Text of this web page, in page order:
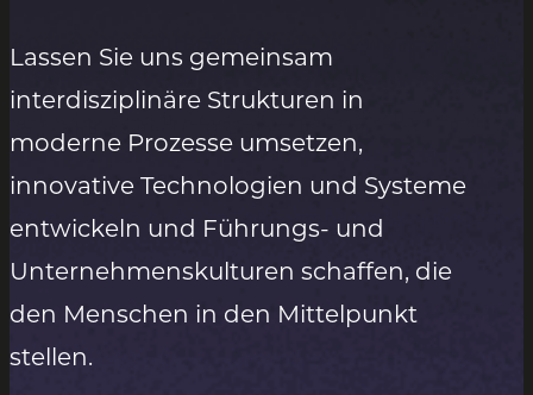
Lassen Sie uns gemeinsam
interdisziplinäre Strukturen in
moderne Prozesse umsetzen,
innovative Technologien und Systeme
entwickeln und Führungs- und
Unternehmenskulturen schaffen, die
den Menschen in den Mittelpunkt
stellen.